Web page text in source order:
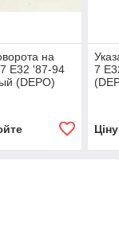
на
E32 '87-94
(DEPO)
7